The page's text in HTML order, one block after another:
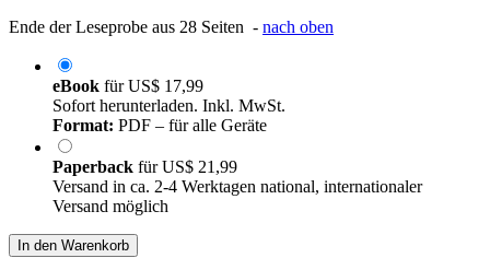
Ende der Leseprobe aus 28 Seiten - nach oben
eBook fürUS$ 17,99
Sofort herunterladen. Inkl. MwSt.
Format: PDF – für alle Geräte
Paperback fürUS$ 21,99
Versand in ca. 2-4 Werktagen national, internationaler
Versand möglich
In den Warenkorb